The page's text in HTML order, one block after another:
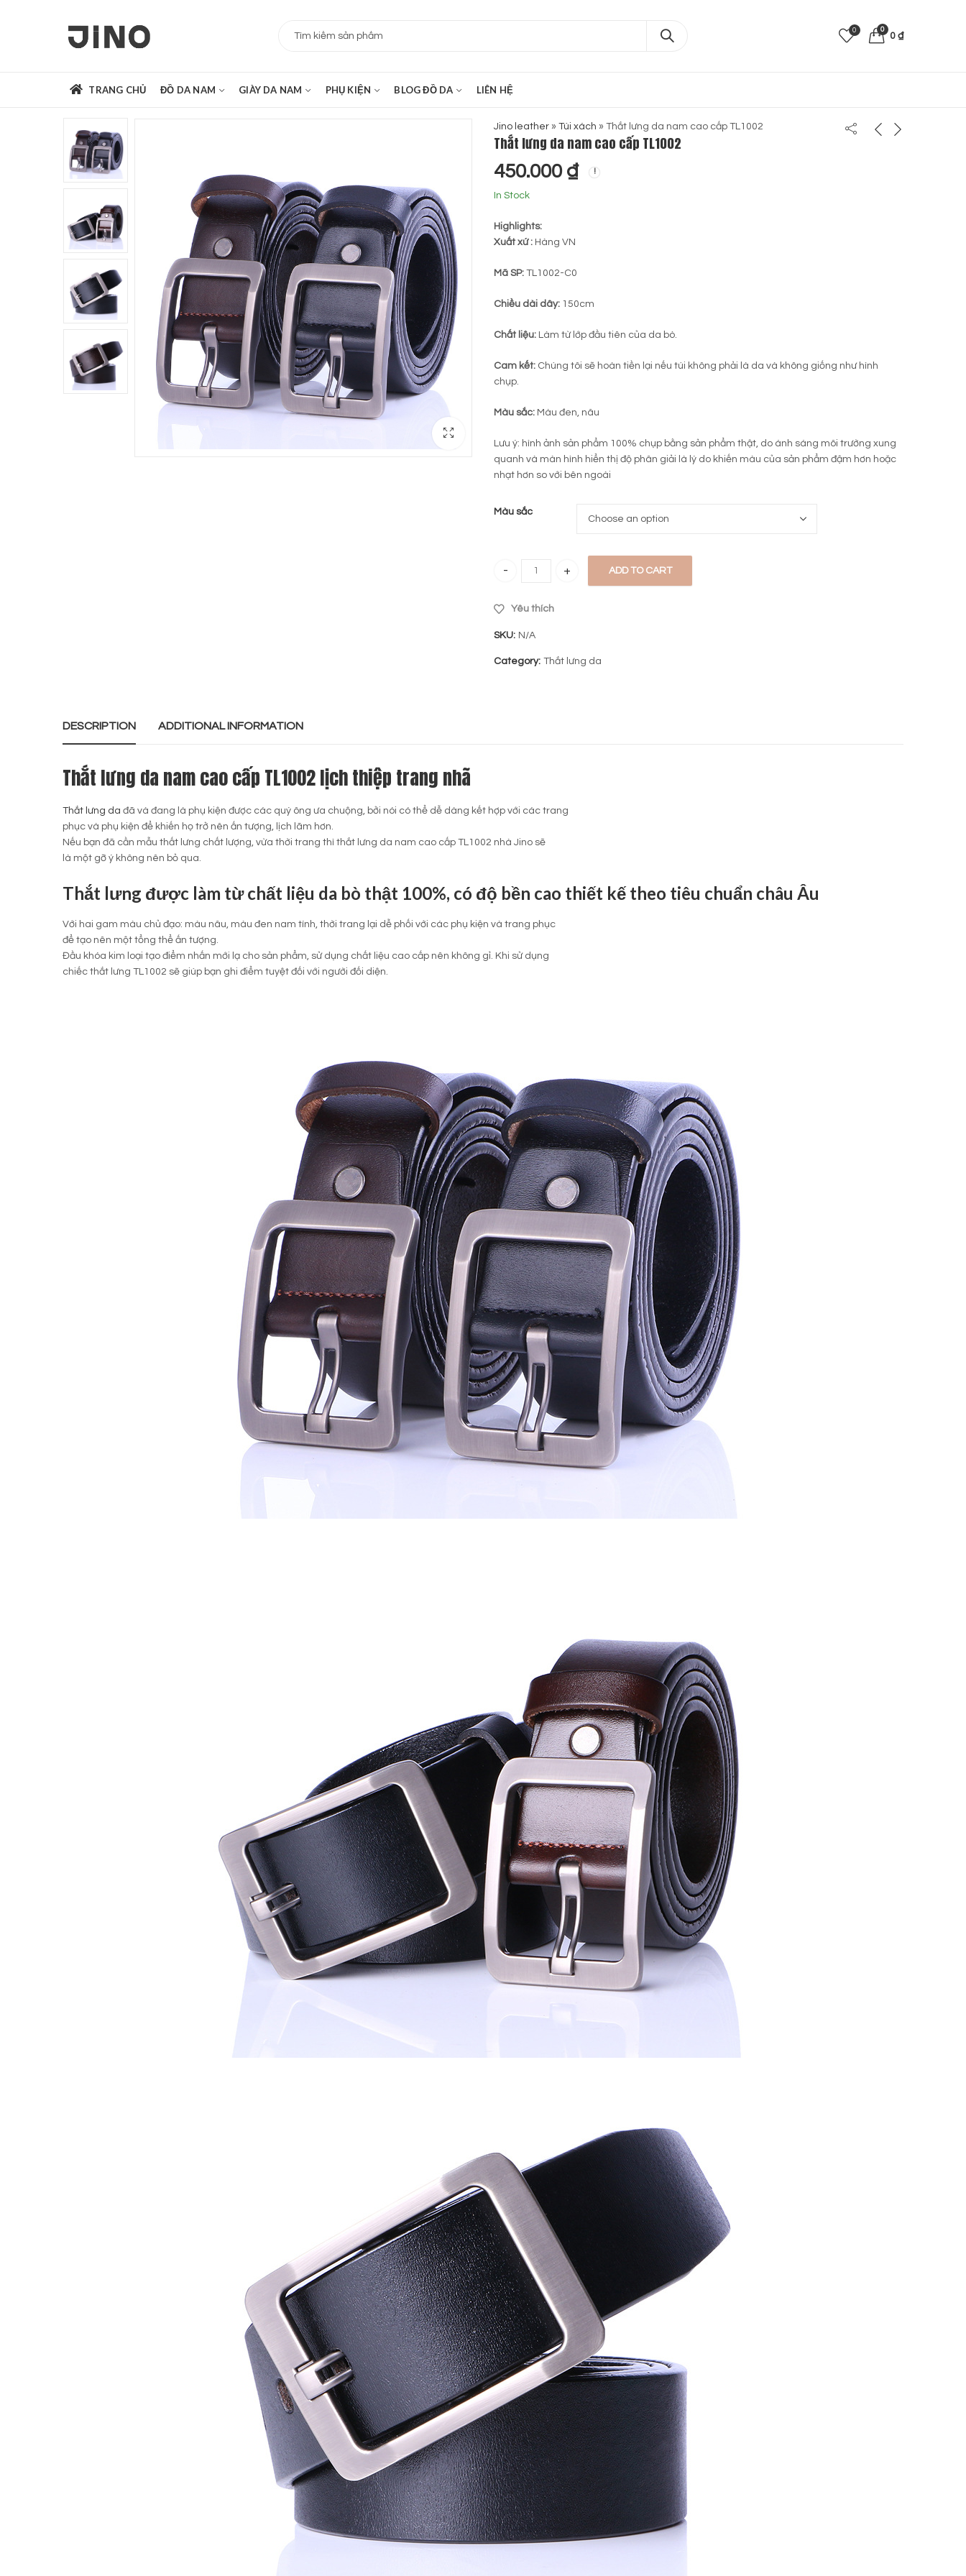
0 0
0 ₫
TRANG CHỦ ĐỒ DA NAM GIÀY DA NAM PHỤ KIỆN BLOG ĐỒ DA LIÊN HỆ
Jino leather » Túi xách » Thắt lưng da nam cao cấp TL1002
Thắt lưng da nam cao cấp TL1002
450.000 ₫
In Stock
Highlights:
Xuất xứ : Hàng VN
Mã SP: TL1002-C0
Chiều dài dây: 150cm
Chất liệu: Làm từ lớp đầu tiên của da bò.
Cam kết: Chúng tôi sẽ hoàn tiền lại nếu túi không phải là da và không giống như hình
chụp.
Màu sắc: Màu đen, nâu
Lưu ý: hình ảnh sản phẩm 100% chụp bằng sản phẩm thật, do ánh sáng môi trường xung
quanh và màn hình hiển thị độ phân giải là lý do khiến màu của sản phẩm đậm hơn hoặc
nhạt hơn so với bên ngoài
Màu sắc
Thắt lưng da nam cao cấp TL1002 quantity
ADD TO CART
Yêu thích
SKU: N/A
Category: Thắt lưng da
DESCRIPTION ADDITIONAL INFORMATION
Thắt lưng da nam cao cấp TL1002 lịch thiệp trang nhã
Thắt lưng da đã và đang là phụ kiện được các quý ông ưa chuộng, bởi nói có thể dễ dàng kết hợp với các trang
phục và phụ kiện để khiến họ trở nên ấn tượng, lịch lãm hơn.
Nếu bạn đã cần mẫu thất lưng chất lượng, vừa thời trang thì thắt lưng da nam cao cấp TL1002 nhà Jino sẽ
là một gỡ ý không nên bỏ qua.
Thắt lưng được làm từ chất liệu da bò thật 100%, có độ bền cao thiết kế theo tiêu chuẩn châu Âu
Với hai gam màu chủ đạo: màu nâu, màu đen nam tính, thời trang lại dễ phối với các phụ kiện và trang phục
để tạo nên một tổng thể ấn tượng.
Đầu khóa kim loại tạo điểm nhấn mới lạ cho sản phẩm, sử dụng chất liệu cao cấp nên không gỉ. Khi sử dụng
chiếc thắt lưng TL1002 sẽ giúp bạn ghi điểm tuyệt đối với người đối diện.